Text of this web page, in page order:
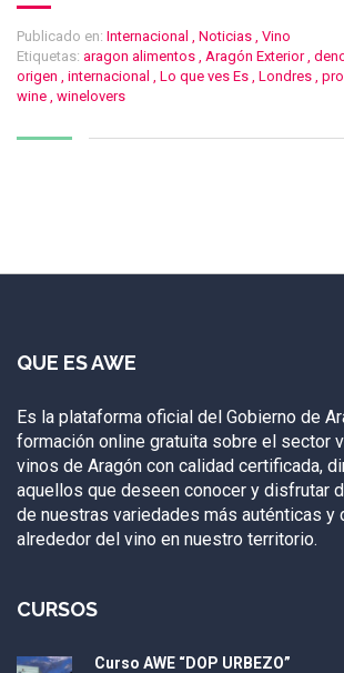
Publicado en: Internacional , Noticias , Vino
Etiquetas: aragon alimentos , Aragón Exterior,
origen , internacional , Lo que ves Es , Londres ,
wine , winelovers
QUE ES AWE
Es la plataforma oficial del Gobierno de
formación online gratuita sobre el sector
vinos de Aragón con calidad certificada,
aquellos que deseen conocer y disfrutar
de nuestras variedades más auténticas y
alrededor del vino en nuestro territorio.
CURSOS
Curso AWE “DOP URBEZO”